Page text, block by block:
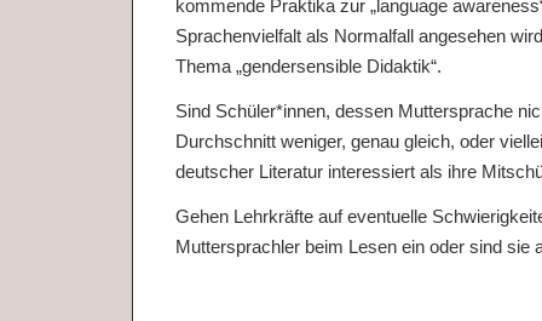
kommende Praktika zur „language
Sprachenvielfalt als Normalfall angesehen
Thema „gendersensible Didaktik“.
Sind Schüler*innen, dessen Muttersprache
Durchschnitt weniger, genau gleich, oder
deutscher Literatur interessiert als ihre
Gehen Lehrkräfte auf eventuelle
Muttersprachler beim Lesen ein oder sind sie